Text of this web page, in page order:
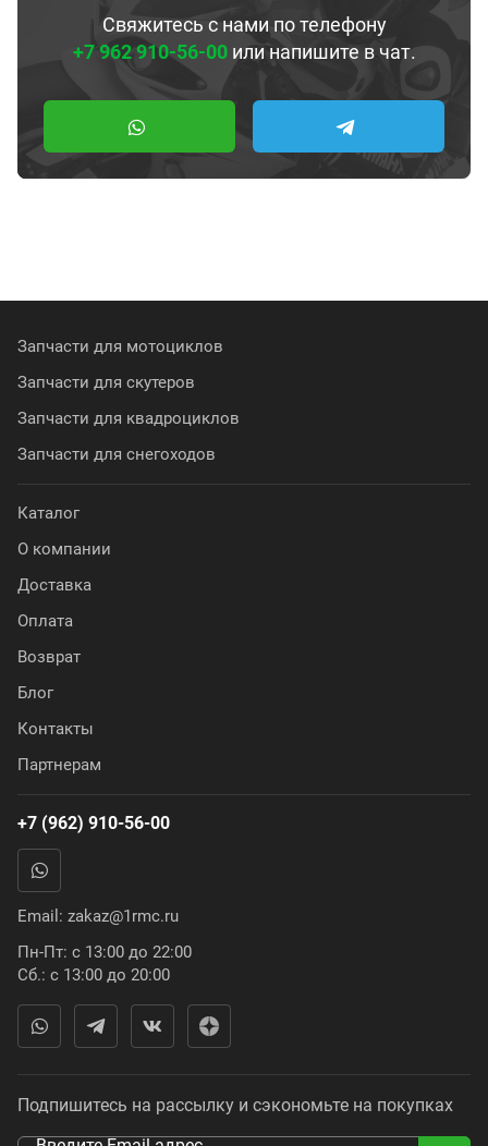
Свяжитесь с нами по телефону
+7 962 910-56-00или напишите в чат.
Запчасти для мотоциклов
Запчасти для скутеров
Запчасти для квадроциклов
Запчасти для снегоходов
Каталог
О компании
Доставка
Оплата
Возврат
Блог
Контакты
Партнерам
+7 (962) 910-56-00
Email: zakaz@1rmc.ru
Пн-Пт: с 13:00 до 22:00
Сб.: с 13:00 до 20:00
Подпишитесь на рассылку и сэкономьте на покупках